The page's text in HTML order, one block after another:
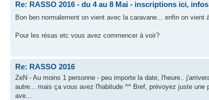
Re: RASSO 2016 - du 4 au 8 Mai - inscriptions ici,
Bon ben normalement on vient avec la caravane... enfin on vient
Pour les résas etc vous avez commencer à voir?
Re: RASSO 2016
ZeN - Au moins 1 personne - peu importe la date, l'heure..
autre... mais ça vous avez l'habitude ^^ Bref, prévoyez juste
ave...